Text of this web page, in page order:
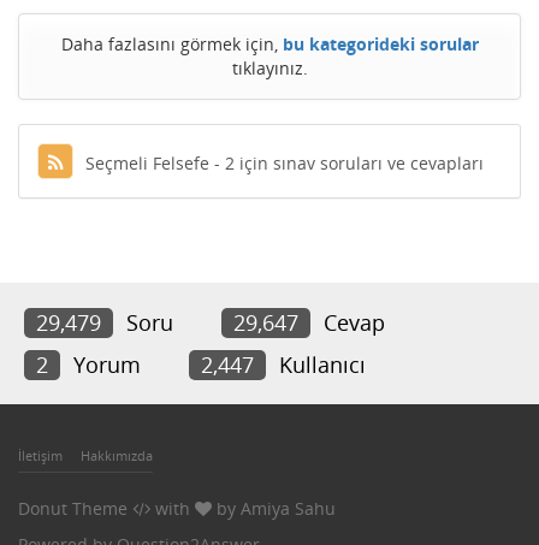
Daha fazlasını görmek için, bu kategorideki sorular
tıklayınız.
Seçmeli Felsefe - 2 için sınav soruları ve cevapları
29,479 Soru 29,647
Cevap
2
Yorum 2,447 Kullanıcı
İletişim Hakkımızda
Donut Theme with by Amiya Sahu